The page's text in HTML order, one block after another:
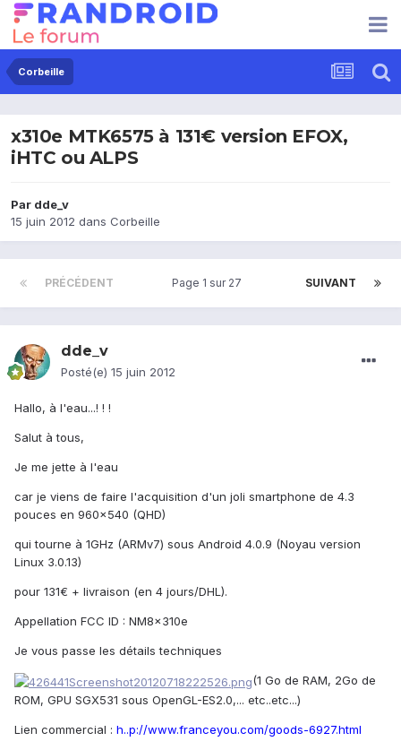
Corbeille
x310e MTK6575 à 131€ version EFOX,
iHTC ou ALPS
Par dde_v
15 juin 2012 dans Corbeille
PRÉCÉDENT SUIVANT
Page 1 sur 27
dde_v
Posté(e) 15 juin 2012
Hallo, à l'eau...! ! !
Salut à tous,
Je me jette à l'eau
car je viens de faire l'acquisition d'un joli smartphone de 4.3
pouces en 960x540 (QHD)
qui tourne à 1GHz (ARMv7) sous Android 4.0.9 (Noyau version
Linux 3.0.13)
pour 131€ + livraison (en 4 jours/DHL).
Appellation FCC ID : NM8x310e
Je vous passe les détails techniques
(1 Go de RAM, 2Go de
ROM, GPU SGX531 sous OpenGL-ES2.0,... etc..etc...)
Lien commercial : h..p://www.franceyou.com/goods-6927.html